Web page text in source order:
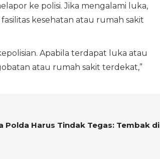
ke polisi. Jika mengalami luka,
kesehatan atau rumah sakit
Apabila terdapat luka atau
atau rumah sakit terdekat,”
Polda Harus Tindak Tegas: Tembak di